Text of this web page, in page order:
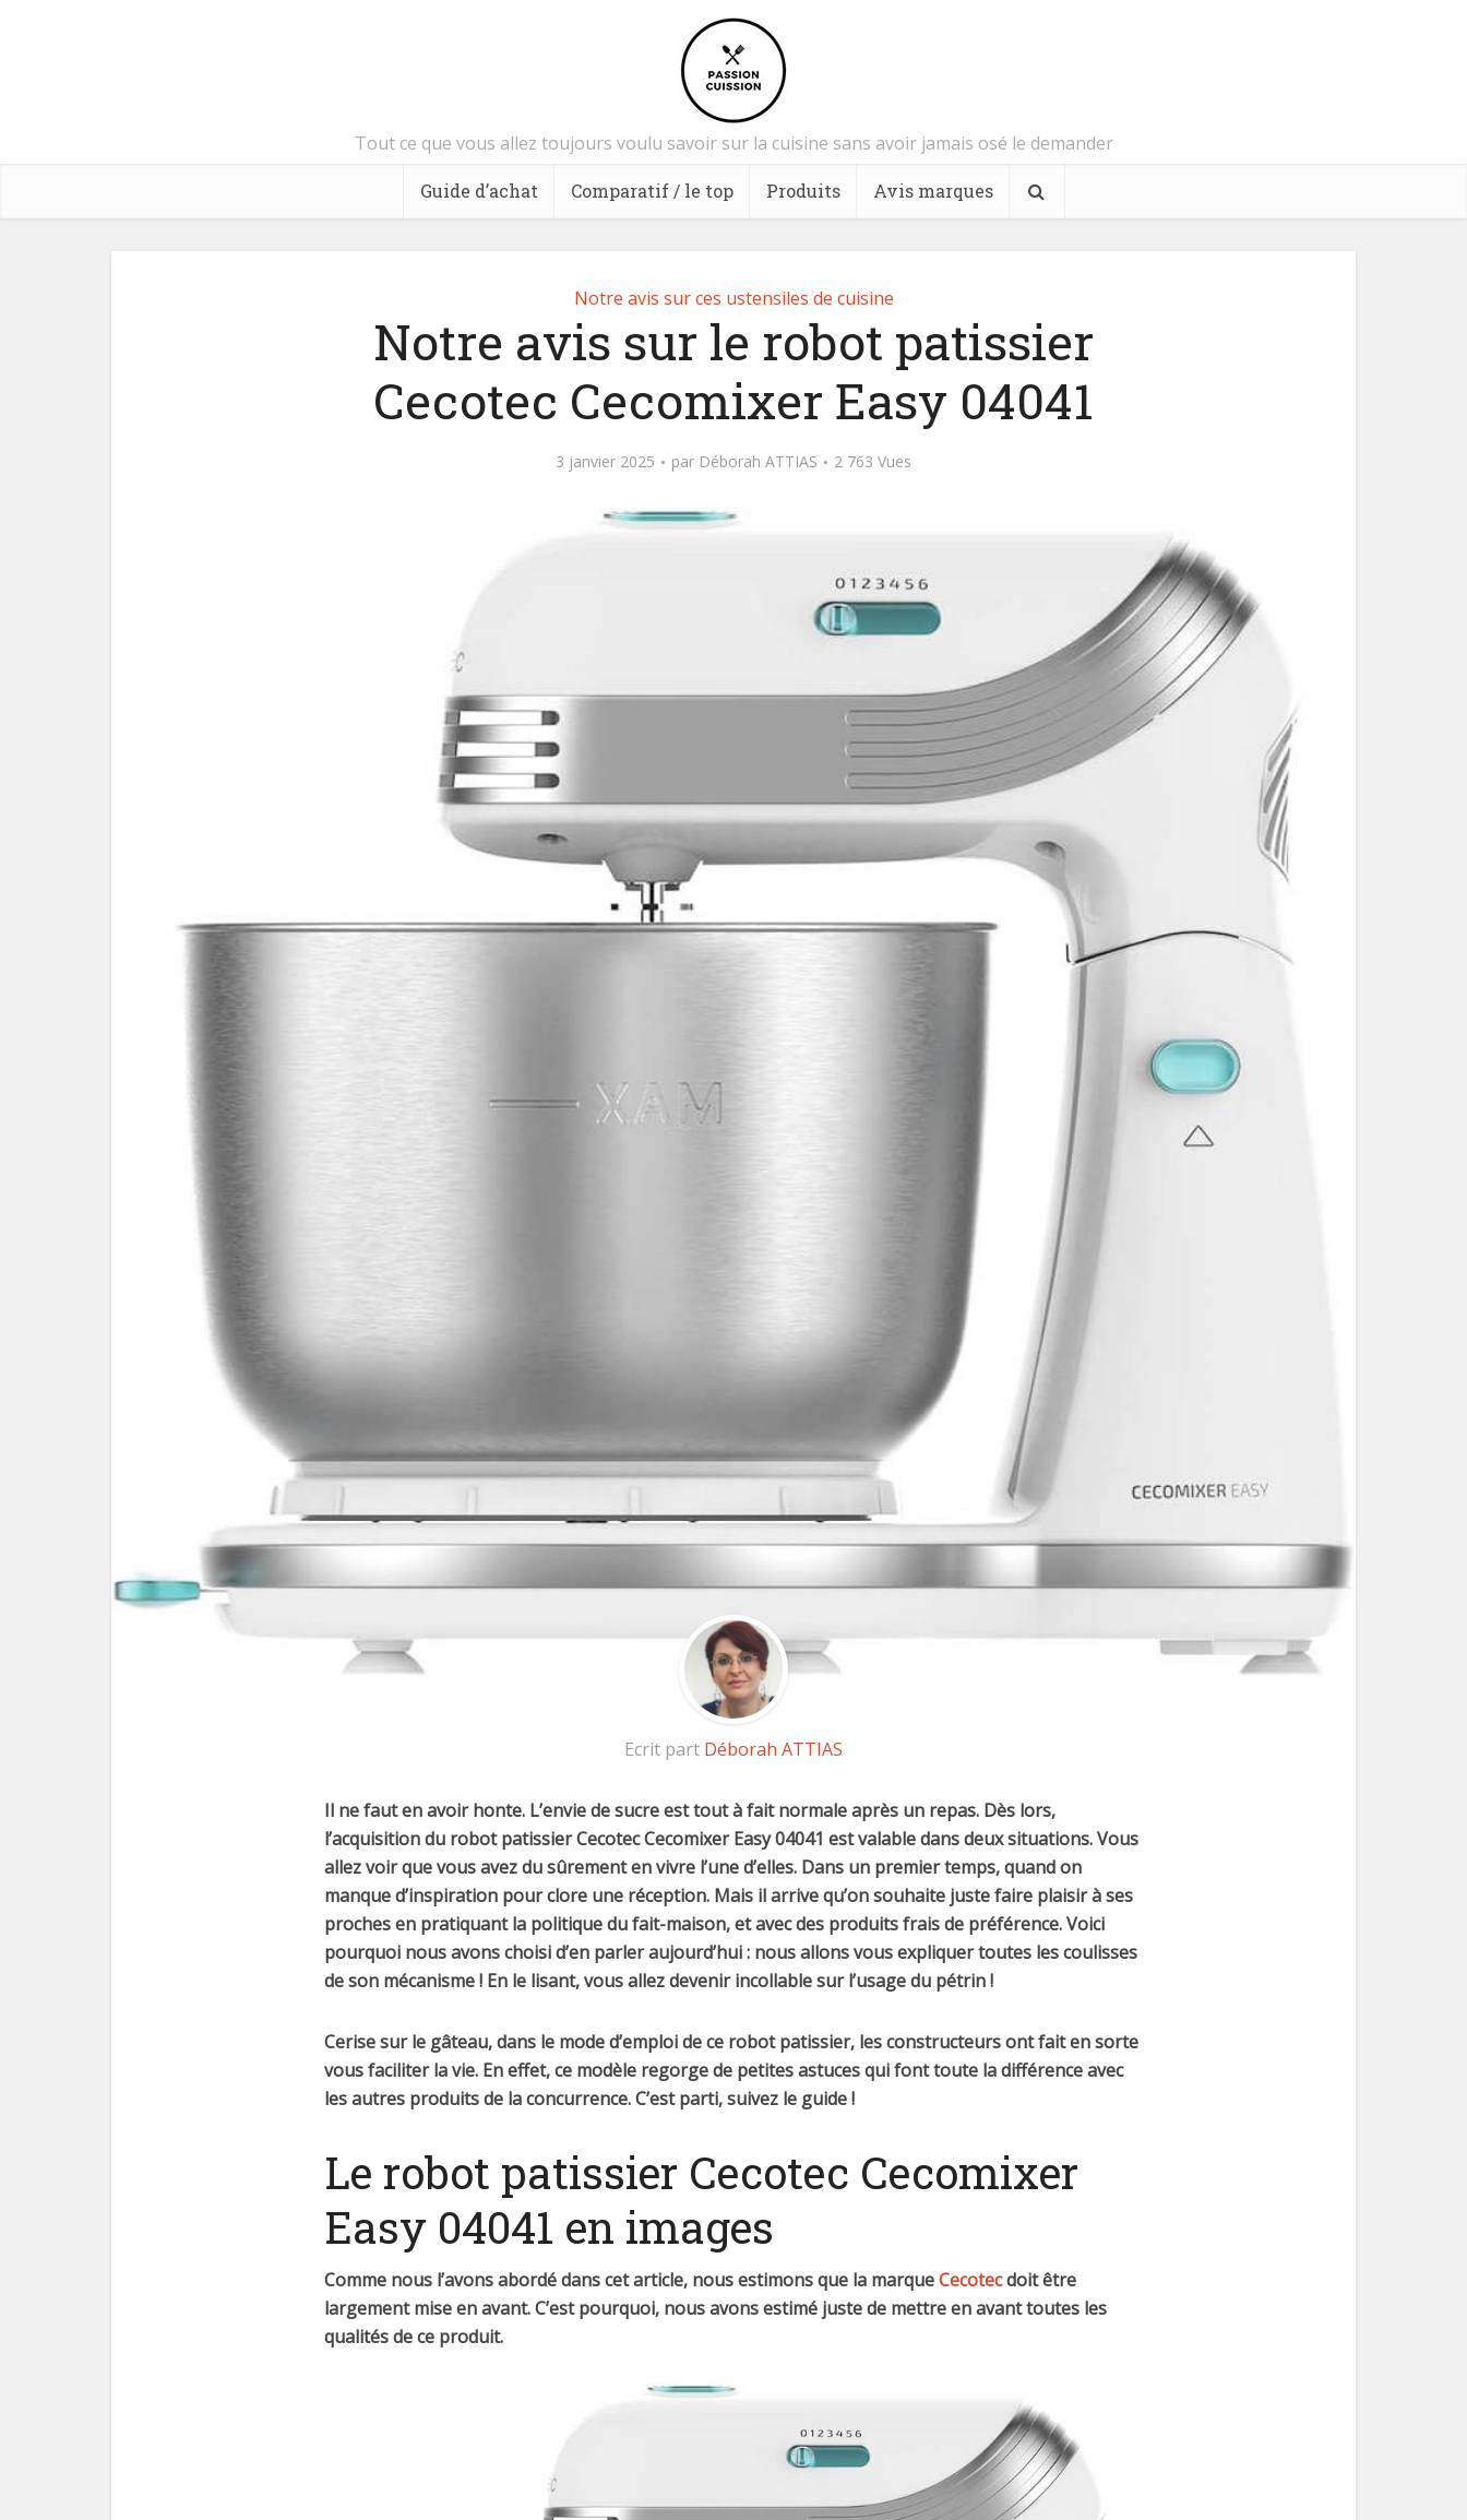
Tout ce que vous allez toujours voulu savoir sur la cuisine sans avoir jamais osé le demander
Guide d’achat Comparatif / le top Produits Avis marques
Notre avis sur ces ustensiles de cuisine
Notre avis sur le robot patissier
Cecotec Cecomixer Easy 04041
3 janvier 2025 par Déborah ATTIAS 2 763 Vues
Ecrit part Déborah ATTIAS
Il ne faut en avoir honte. L’envie de sucre est tout à fait normale après un repas. Dès lors,
l’acquisition du robotpatissier Cecotec Cecomixer Easy 04041 est valable dans deux situations. Vous
allez voir que vous avez du sûrement en vivre l’une d’elles. Dans un premier temps, quand on
manque d’inspiration pour clore une réception. Mais il arrive qu’on souhaite juste faire plaisir à ses
proches en pratiquant la politique du fait-maison, et avec des produits frais de préférence. Voici
pourquoi nous avons choisi d’en parler aujourd’hui : nous allons vous expliquer toutes les coulisses
de son mécanisme ! En le lisant, vous allez devenir incollable sur l’usage du pétrin !
Cerise sur le gâteau, dans le mode d’emploi de ce robot patissier, les constructeurs ont fait en sorte
vous faciliter la vie. En effet, ce modèle regorge de petites astuces qui font toute la différence avec
les autres produits de la concurrence. C’est parti, suivez le guide !
Le robot patissier Cecotec Cecomixer
Easy 04041 en images
Comme nous l’avons abordé dans cet article, nous estimons que la marqueCecotecdoit être
largement mise en avant. C’est pourquoi, nous avons estimé juste de mettre en avant toutes les
qualités de ce produit.